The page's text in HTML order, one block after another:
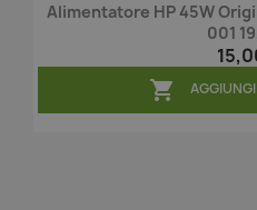
Alimentatore HP 45W
001
